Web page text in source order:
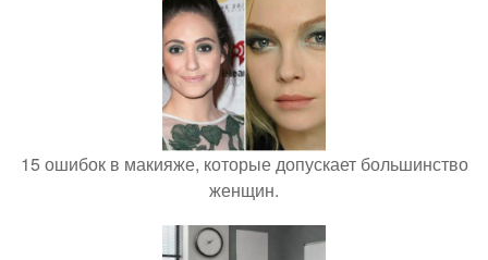
15 ошибок в макияже, которые допускает большинство
женщин.